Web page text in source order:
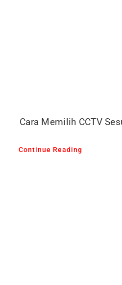
Cara Memilih CCTV
Continue Reading